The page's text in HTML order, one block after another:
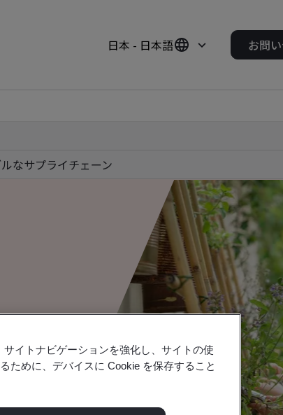
日本 - 日本語 お問
なサプライチェーン
イトナビゲーションを強化し、サイトの使
ために、デバイスに Cookie を保存すること